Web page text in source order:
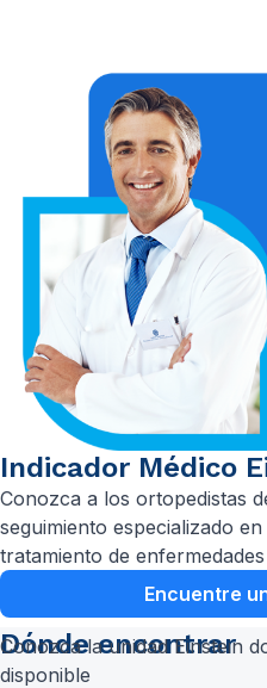
Indicador Médico
Conozca a los ortopedistas
seguimiento especializado
tratamiento de enfermedades
Encuentre
Dónde encontrar
Conozca la unidad Einstein
disponible